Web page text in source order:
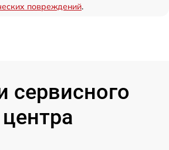
повреждений.
сервисного
центра